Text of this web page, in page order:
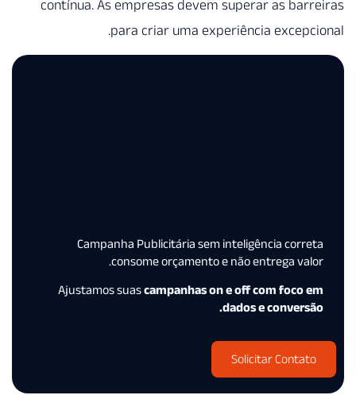
contínua. As empresas devem superar as
para criar uma experiência
Campanha Publicitária sem inteligência
consome orçamento e não entrega
Ajustamos suascampanhas on e off com foco
dados e
Solicitar